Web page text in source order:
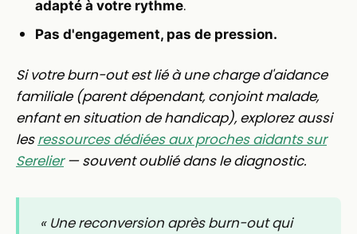
adapté à votre rythme.
Pas d'engagement, pas de pression.
Si votre burn-out est lié à une charge d'aidance
familiale (parent dépendant, conjoint malade,
enfant en situation de handicap), explorez aussi
lesressources dédiées aux proches aidants sur
Serelier— souvent oublié dans le diagnostic.
« Une reconversion après burn-out qui